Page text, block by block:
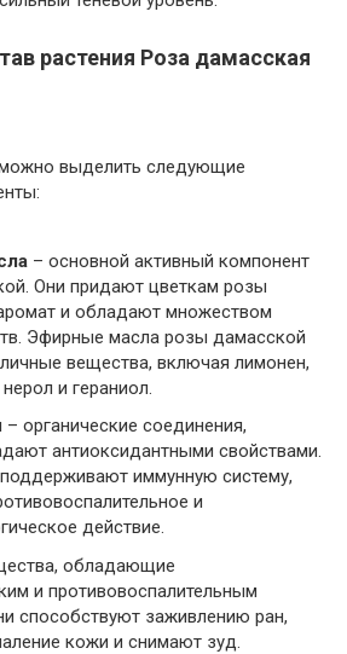
растения Роза дамасская
можно выделить следующие
– основной активный компонент
Они придают цветкам розы
и обладают множеством
Эфирные масла розы дамасской
вещества, включая лимонен,
и гераниол.
– органические соединения,
антиоксидантными свойствами.
иммунную систему,
и
действие.
обладающие
и противовоспалительным
способствуют заживлению ран,
кожи и снимают зуд.